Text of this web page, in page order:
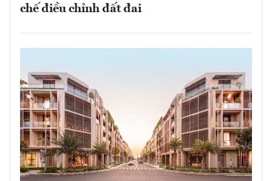
chế điều chỉnh đất đai